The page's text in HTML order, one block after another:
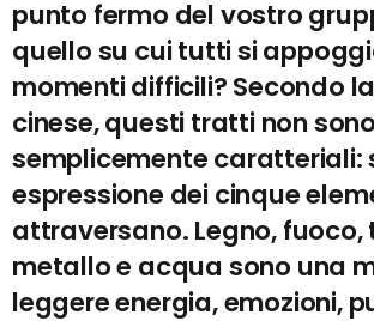
punto fermo del vostro
quello su cui tutti si
momenti difficili? Secondo
cinese, questi tratti non sono
semplicemente caratteriali:
espressione dei cinque
attraversano. Legno, fuoco,
metallo e acqua sono una
leggere energia, emozioni,